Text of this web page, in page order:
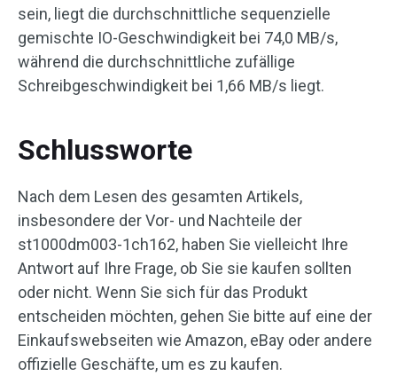
sein, liegt die durchschnittliche sequenzielle
gemischte IO-Geschwindigkeit bei 74,0 MB/s,
während die durchschnittliche zufällige
Schreibgeschwindigkeit bei 1,66 MB/s liegt.
Schlussworte
Nach dem Lesen des gesamten Artikels,
insbesondere der Vor- und Nachteile der
st1000dm003-1ch162, haben Sie vielleicht Ihre
Antwort auf Ihre Frage, ob Sie sie kaufen sollten
oder nicht. Wenn Sie sich für das Produkt
entscheiden möchten, gehen Sie bitte auf eine der
Einkaufswebseiten wie Amazon, eBay oder andere
offizielle Geschäfte, um es zu kaufen.